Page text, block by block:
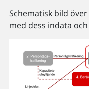
Schematisk bild
med dess indata